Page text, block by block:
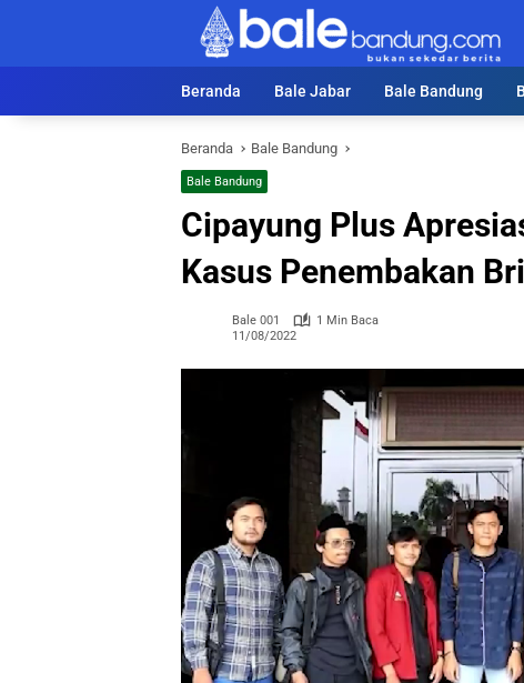
Beranda Bale Jabar Bale Bandung
Beranda Bale Bandung
Bale Bandung
Cipayung Plus
Kasus Penembakan
Bale 001
1 Min Baca
11/08/2022